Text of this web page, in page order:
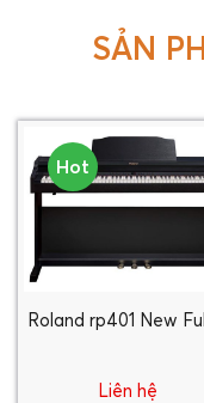
SẢN
Hot
Roland rp401 New
Liên hệ